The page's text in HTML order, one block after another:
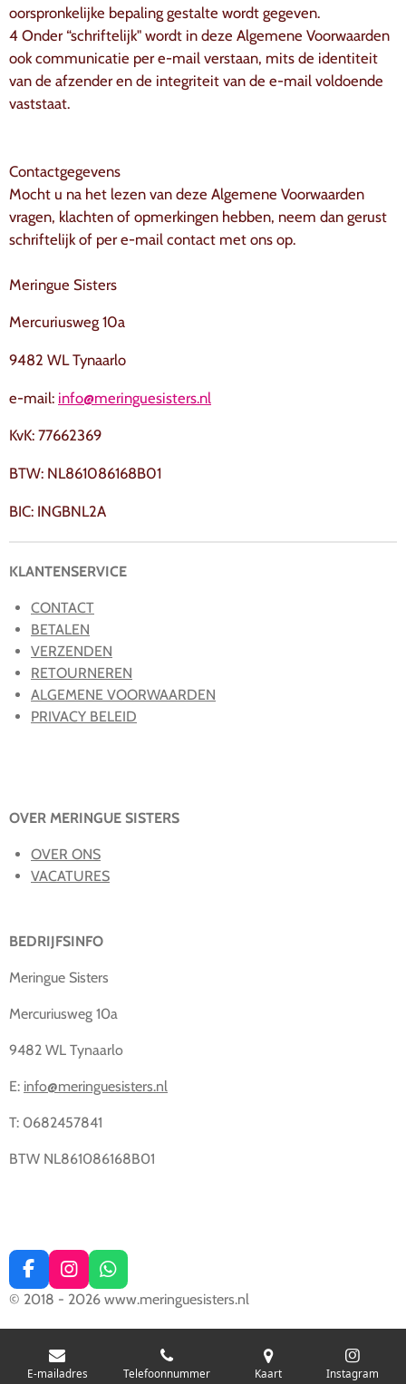
oorspronkelijke bepaling gestalte wordt gegeven.
4 Onder “schriftelijk" wordt in deze Algemene Voorwaarden
ook communicatie per e-mail verstaan, mits de identiteit
van de afzender en de integriteit van de e-mail voldoende
vaststaat.
Contactgegevens
Mocht u na het lezen van deze Algemene Voorwaarden
vragen, klachten of opmerkingen hebben, neem dan gerust
schriftelijk of per e-mail contact met ons op.
Meringue Sisters
Mercuriusweg 10a
9482 WL Tynaarlo
e-mail: info@meringuesisters.nl
KvK: 77662369
BTW: NL861086168B01
BIC: INGBNL2A
KLANTENSERVICE
CONTACT
BETALEN
VERZENDEN
RETOURNEREN
ALGEMENE VOORWAARDEN
PRIVACY BELEID
OVER MERINGUE SISTERS
OVER ONS
VACATURES
BEDRIJFSINFO
Meringue Sisters
Mercuriusweg 10a
9482 WL Tynaarlo
E: info@meringuesisters.nl
T: 0682457841
BTW NL861086168B01
F
a
e
o
I
n
t
g
W
h
t
© 2018 - 2026 www.meringuesisters.nl
E-mailadres Telefoonnummer Kaart Instagram